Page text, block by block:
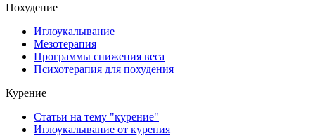
Похудение
Иглоукалывание
Мезотерапия
Программы снижения веса
Психотерапия для похудения
Курение
Статьи на тему "курение"
Иглоукалывание от курения